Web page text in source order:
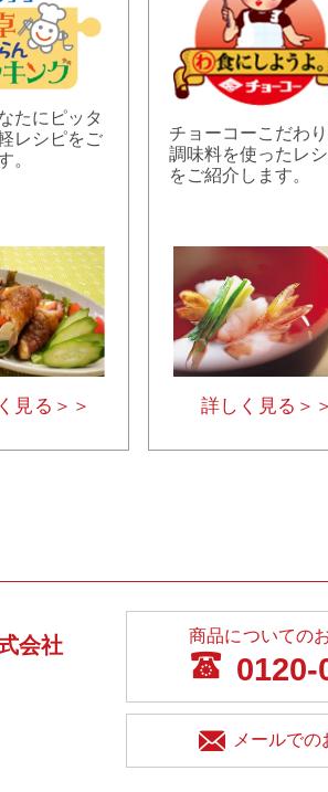
たにピッタ
レシピをご
。
見る＞＞
チョーコーこだわ
調味料を使ったレ
をご紹介します。
詳しく見る＞＞
会社 商品についての
0120-
メールで